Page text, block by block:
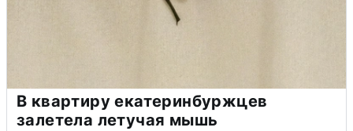
В квартиру екатеринбуржцев
залетела летучая мышь